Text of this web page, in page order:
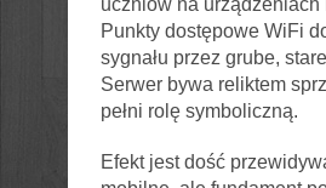
uczniów na
Punkty dostępowe WiFi
sygnału przez grube,
Serwer bywa reliktem
pełni rolę symboliczną.
Efekt jest dość